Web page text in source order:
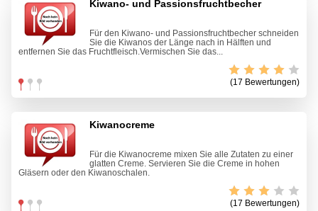
Kiwano- und Passionsfruchtbecher
Für den Kiwano- und Passionsfruchtbecher schneiden
Sie die Kiwanos der Länge nach in Hälften und
entfernen Sie das Fruchtfleisch.Vermischen Sie das...
(17 Bewertungen)
Kiwanocreme
Für die Kiwanocreme mixen Sie alle Zutaten zu einer
glatten Creme. Servieren Sie die Creme in hohen
Gläsern oder den Kiwanoschalen.
(17 Bewertungen)